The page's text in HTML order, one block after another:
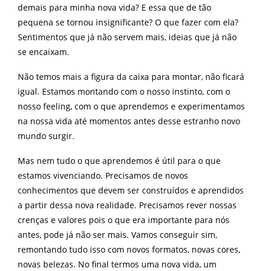
demais para minha nova vida? E essa que de tão
pequena se tornou insignificante? O que fazer com ela?
Sentimentos que já não servem mais, ideias que já não
se encaixam.
Não temos mais a figura da caixa para montar, não ficará
igual. Estamos montando com o nosso instinto, com o
nosso feeling, com o que aprendemos e experimentamos
na nossa vida até momentos antes desse estranho novo
mundo surgir.
Mas nem tudo o que aprendemos é útil para o que
estamos vivenciando. Precisamos de novos
conhecimentos que devem ser construídos e aprendidos
a partir dessa nova realidade. Precisamos rever nossas
crenças e valores pois o que era importante para nós
antes, pode já não ser mais. Vamos conseguir sim,
remontando tudo isso com novos formatos, novas cores,
novas belezas. No final termos uma nova vida, um